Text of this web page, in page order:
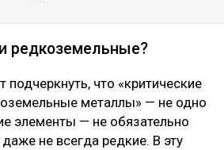
редкоземельные?
подчеркнуть, что «критические
металлы» — не одно
элементы — не обязательно
не всегда редкие. В эту